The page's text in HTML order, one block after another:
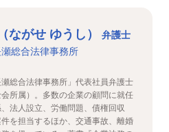
ながせ ゆうし）
弁護士
総合法律事務所
総合法律事務所」代表社員弁護士
会所属）。多数の企業の顧問に就任
法人設立、労働問題、債権回収
を担当するほか、交通事故、離婚